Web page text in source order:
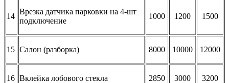
14
Врезка датчика парковки на 4-шт
подключение
1000 1200 1500
15 Салон (разборка) 8000 10000 12000
16 Вклейка лобового стекла 2850 3000 3200